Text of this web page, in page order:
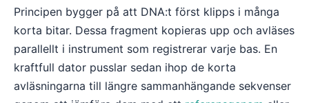
Principen bygger på att DNA:t först klipps i många
korta bitar. Dessa fragment kopieras upp och avläses
parallellt i instrument som registrerar varje bas. En
kraftfull dator pusslar sedan ihop de korta
avläsningarna till längre sammanhängande sekvenser